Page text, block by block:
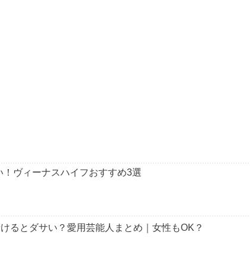
！ヴィーナスハイフおすすめ3選
るとダサい？愛用芸能人まとめ｜女性もOK？